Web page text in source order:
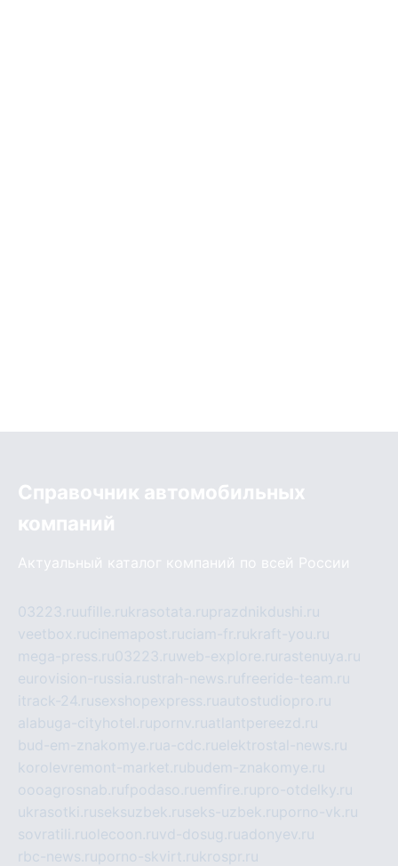
Справочник автомобильных
компаний
Актуальный каталог компаний по всей России
03223.ruufille.rukrasotata.ruprazdnikdushi.ru
veetbox.rucinemapost.ruciam-fr.rukraft-you.ru
mega-press.ru03223.ruweb-explore.ru rastenuya.ru
eurovision-russia.rustrah-news.rufreeride-team.ru
itrack-24.rusexshopexpress.ruautostudiopro.ru
alabuga-cityhotel.rupornv.ruatlantpereezd.ru
bud-em-znakomye.rua-cdc.ruelektrostal-news.ru
korolevremont-market.rubudem-znakomye.ru
oooagrosnab.rufpodaso.ruemfire.rupro-otdelky.ru
ukrasotki.ruseksuzbek.ruseks-uzbek.ruporno-vk.ru
sovratili.ruolecoon.ruvd-dosug.ruadonyev.ru
rbc-news.ruporno-skvirt.rukrospr.ru